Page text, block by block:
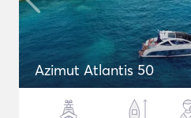
Azimut Atlantis 50